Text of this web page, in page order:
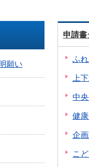
願い
申請
ふ
上
中
健
企
こ